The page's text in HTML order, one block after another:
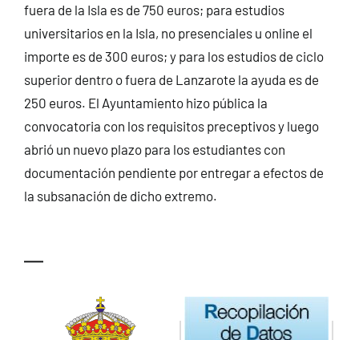
fuera de la Isla es de 750 euros; para estudios
universitarios en la Isla, no presenciales u online el
importe es de 300 euros; y para los estudios de ciclo
superior dentro o fuera de Lanzarote la ayuda es de
250 euros. El Ayuntamiento hizo pública la
convocatoria con los requisitos preceptivos y luego
abrió un nuevo plazo para los estudiantes con
documentación pendiente por entregar a efectos de
la subsanación de dicho extremo.
—